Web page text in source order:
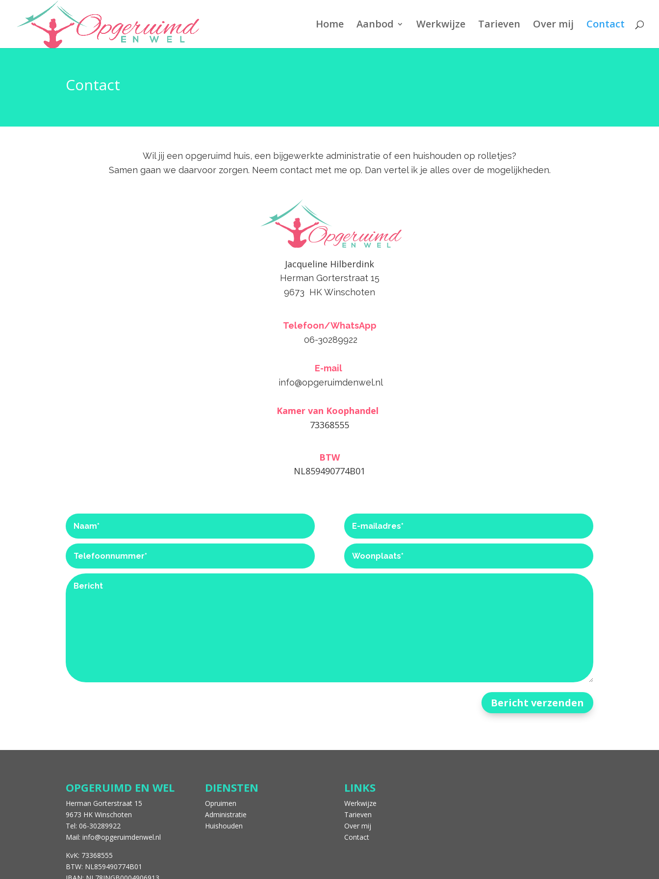
Home Aanbod Werkwijze Tarieven Over mij Contact
Contact
Wil jij een opgeruimd huis, een bijgewerkte administratie of een huishouden op rolletjes?
Samen gaan we daarvoor zorgen. Neem contact met me op. Dan vertel ik je alles over de mogelijkheden.
Jacqueline Hilberdink
Herman Gorterstraat 15
9673 HK Winschoten
Telefoon/WhatsApp
06-30289922
E-mail
info@opgeruimdenwel.nl
Kamer van Koophandel
73368555
BTW
NL859490774B01
OPGERUIMD EN WEL
Herman Gorterstraat 15
9673 HK Winschoten
Tel: 06-30289922
Mail: info@opgeruimdenwel.nl
KvK: 73368555
BTW: NL859490774B01
DIENSTEN
Opruimen
Administratie
Huishouden
LINKS
Werkwijze
Tarieven
Over mij
Contact